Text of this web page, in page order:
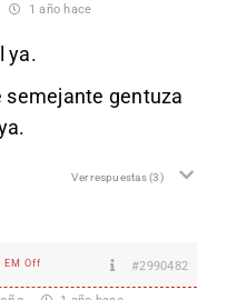
1 año hace
ya.
semejante gentuza
Ver respuestas(3)
EM Off #2990482